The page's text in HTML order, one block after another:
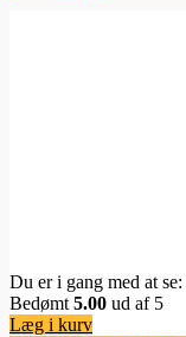
Du er i gang med at se:
Bedømt 5.00 ud af 5
Læg i kurv